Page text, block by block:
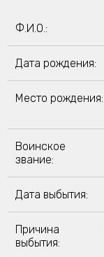
Ф.И.О.:
Дата рождения:
Место рождения:
Воинское
звание:
Дата выбытия:
Причина
выбытия: